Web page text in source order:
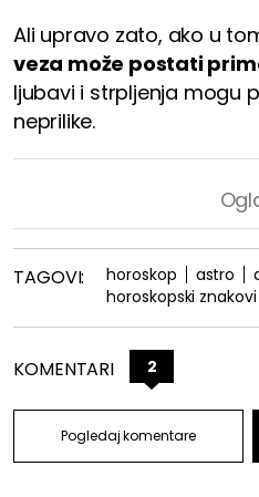
Ali upravo zato, ako u
veza može postati
ljubavi i strpljenja mogu
neprilike.
TAGOVI: horoskop astro
horoskopski znakovi
KOMENTARI 2
Pogledaj komentare